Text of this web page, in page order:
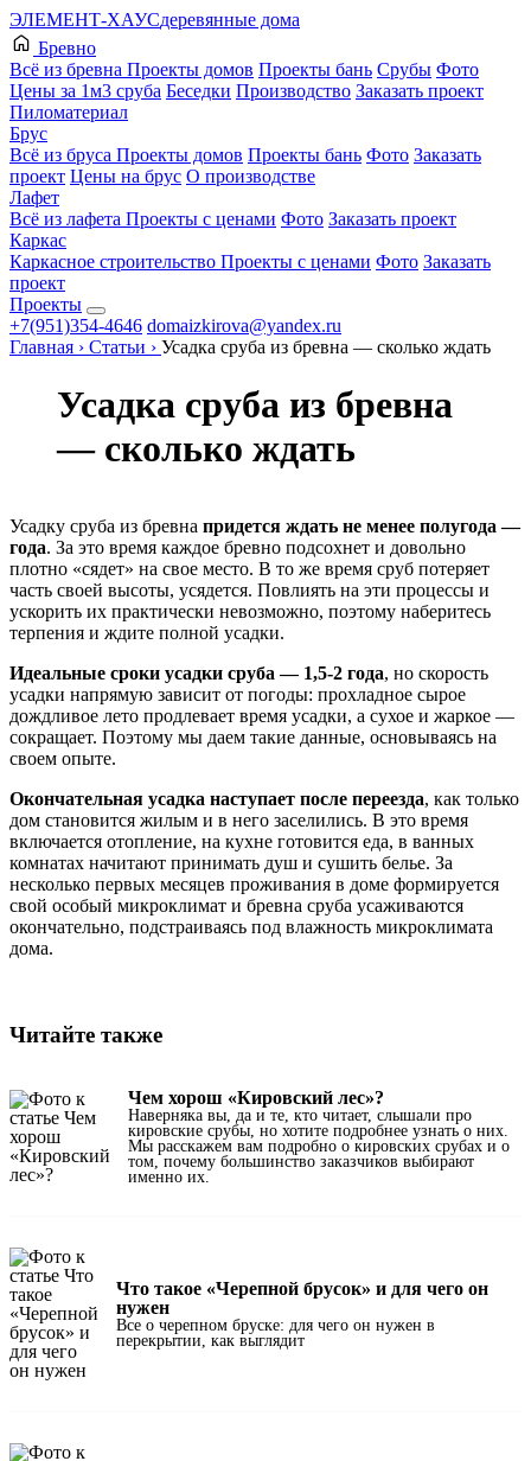
ЭЛЕМЕНТ-ХАУСдеревянные дома
Бревно
Всё из бревна Проекты домов Проекты бань Срубы Фото
Цены за 1м3 сруба Беседки Производство Заказать проект
Пиломатериал
Брус
Всё из бруса Проекты домов Проекты бань Фото Заказать
проект Цены на брус О производстве
Лафет
Всё из лафета Проекты с ценами Фото Заказать проект
Каркас
Каркасное строительство Проекты с ценами Фото Заказать
проект
Проекты
+7(951)354-4646 domaizkirova@yandex.ru
Главная › Статьи › Усадка сруба из бревна — сколько ждать
Усадка сруба из бревна
— сколько ждать
Усадку сруба из бревна придется ждать не менее полугода —
года. За это время каждое бревно подсохнет и довольно
плотно «сядет» на свое место. В то же время сруб потеряет
часть своей высоты, усядется. Повлиять на эти процессы и
ускорить их практически невозможно, поэтому наберитесь
терпения и ждите полной усадки.
Идеальные сроки усадки сруба — 1,5-2 года, но скорость
усадки напрямую зависит от погоды: прохладное сырое
дождливое лето продлевает время усадки, а сухое и жаркое —
сокращает. Поэтому мы даем такие данные, основываясь на
своем опыте.
Окончательная усадка наступает после переезда, как только
дом становится жилым и в него заселились. В это время
включается отопление, на кухне готовится еда, в ванных
комнатах начитают принимать душ и сушить белье. За
несколько первых месяцев проживания в доме формируется
свой особый микроклимат и бревна сруба усаживаются
окончательно, подстраиваясь под влажность микроклимата
дома.
Читайте также
Чем хорош «Кировский лес»?
Наверняка вы, да и те, кто читает, слышали про
кировские срубы, но хотите подробнее узнать о них.
Мы расскажем вам подробно о кировских срубах и о
том, почему большинство заказчиков выбирают
именно их.
Что такое «Черепной брусок» и для чего он
нужен
Все о черепном бруске: для чего он нужен в
перекрытии, как выглядит